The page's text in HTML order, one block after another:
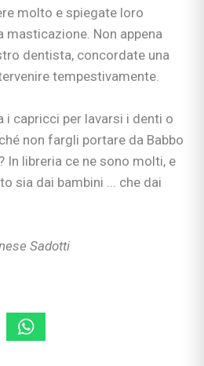
molto e spiegate loro
masticazione. Non appena
dentista, concordate una
tempestivamente.
i capricci per lavarsi i denti o
non fargli portare da Babbo
In libreria ce ne sono molti, e
sia dai bambini ... che dai
Sadotti